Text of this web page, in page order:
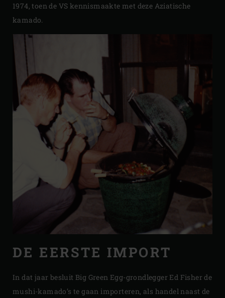
1974, toen de VS kennismaakte met deze Aziatische
kamado.
DE EERSTE IMPORT
In dat jaar besluit Big Green Egg-grondlegger Ed Fisher de
mushi-kamado’s te gaan importeren, als handel naast de